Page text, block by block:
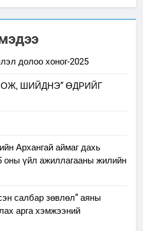
долоо хоног-2025
ШИЙДНЭ” ӨДРИЙГ
Архангай аймаг дахь
оны үйл ажиллагааны жилийн
салбар зөвлөл” аяны
арга хэмжээний